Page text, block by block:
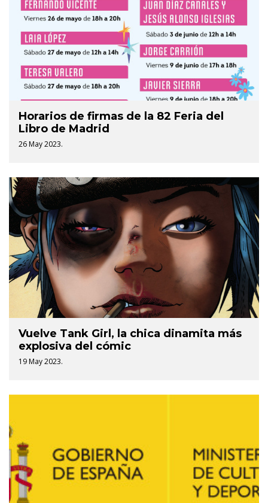
Horarios de firmas de la 82 Feria del
Libro de Madrid
26 May 2023.
Vuelve Tank Girl, la chica dinamita más
explosiva del cómic
19 May 2023.